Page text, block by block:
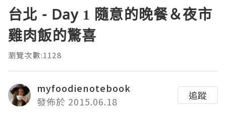
台北 - Day 1 隨意的晚餐＆夜市
雞肉飯的驚喜
瀏覽次數:1128
myfoodienotebook
發佈於 2015.06.18
追蹤